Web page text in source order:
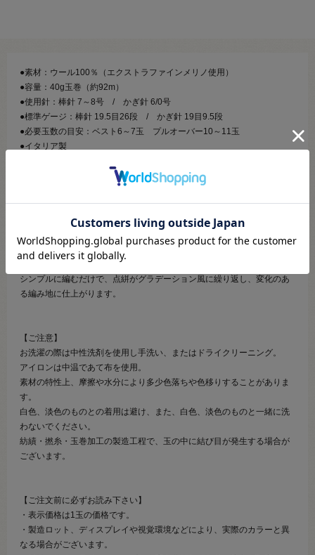
●素材：ウール100％（エクストラファインメリノ使用）
●容量：40g玉巻（約92m）
●使用針：棒針 7～8号 / かぎ針 6/0号
●標準ゲージ：棒針 19.5目26段 / かぎ針 19目9.5段
●必要玉数の目安：ベスト6～7玉 プルオーバー10～11玉
●イタリア製
8色の染料をスプレー噴射してプリントした、エクストラファインメリノ
ウール100％の手編み糸。
意識の重要な要素である対称、反復、循環の様式をスプレープリントの
変化で表現しています。
シンプルに編むだけで、点絣がグラデーション風に繰り返し、変化のあ
る編み地に仕上がります。
【ご注意】
お洗濯の際は中性洗剤を使用し手洗い、またはドライクリーニング。
アイロンは中温であて布を使用。
素材の特性上、摩擦や水分により多少色落ちや色移りすることがありま
す。
白色、淡色のものとの着用は避け、また、白色、淡色のものと一緒に洗
わないでください。
紡績・撚糸・玉巻加工の製造工程で、玉の中に結び目が発生する場合が
ございます。
【ご注文前に必ずお読み下さい】
・表示価格は1玉の価格です。
・製造ロット、ディスプレイや視覚環境などにより、実際のカラーと異
なる場合がございます。